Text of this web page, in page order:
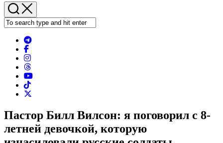
Пастор Билл Вилсон: я поговорил с 8-
летней девочкой, которую